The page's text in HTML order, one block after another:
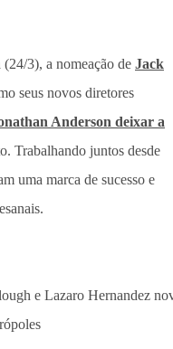
3), a nomeação de Jack
seus novos diretores
Anderson deixar a
Trabalhando juntos desde
uma marca de sucesso e